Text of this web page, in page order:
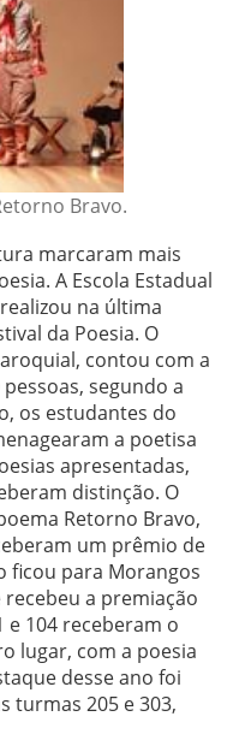
Bravo.
marcaram mais
A Escola Estadual
na última
da Poesia. O
contou com a
segundo a
os estudantes do
a poetisa
apresentadas,
distinção. O
Retorno Bravo,
um prêmio de
ficou para Morangos
a premiação
e 104 receberam o
lugar, com a poesia
desse ano foi
turmas 205 e 303,